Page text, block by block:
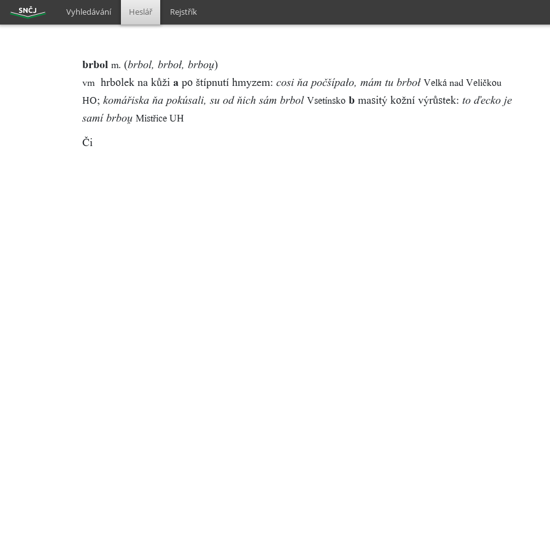
Vyhledávání Heslář Rejstřík
brbol m. (brbol, brboł, brbo)
vmhrbolek na kůži a po štípnutí hmyzem: cosi ňa počšípało, mám tu brboł Velká nad Veličkou
HO; komářiska ňa pokúsali, su od ňich sám brbol Vsetínsko b masitý kožní výrůstek: to ďecko je
samí brbo Mistřice UH
Či